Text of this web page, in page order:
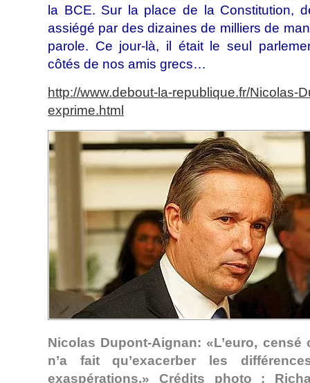
la BCE. Sur la place de la Constitution,
assiégé par des dizaines de milliers de
parole. Ce jour-là, il était le seul
côtés de nos amis grecs…
http://www.debout-la-republique.fr/Nicolas-
exprime.html
Nicolas Dupont-Aignan: «L’euro, censé
n’a fait qu’exacerber les
exaspérations.» Crédits photo :